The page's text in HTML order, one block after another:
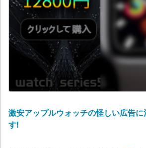
激安アップルウォッチの怪しい広告
す!